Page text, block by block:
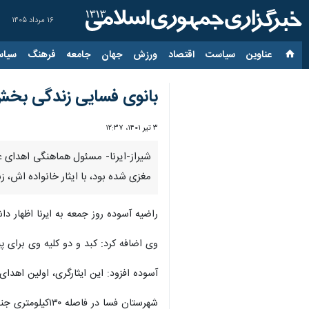
۱۶ مرداد ۱۴۰۵
عناوین‌ سیاست اقتصاد ورزش جهان جامعه فرهنگ
بانوی فسایی زندگی بخش
۳ تیر ۱۴۰۱، ۱۲:۳۷